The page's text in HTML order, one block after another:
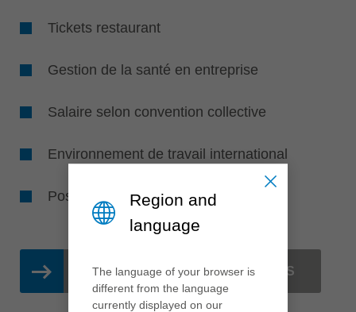
Tickets restaurant
Gestion de la santé en entreprise
Salaire selon convention collective
Environnement de travail international
Possibilités de formations
OFFRES D'EMPLOI ACTUELLES
Region and
language
The language of your browser is
different from the language
currently displayed on our